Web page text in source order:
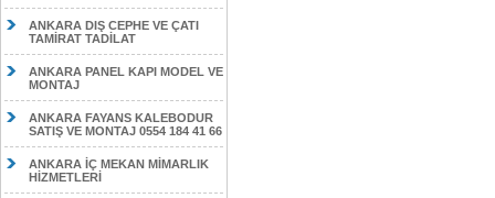
ANKARA DIŞ CEPHE VE ÇATI
TAMİRAT TADİLAT
ANKARA PANEL KAPI MODEL VE
MONTAJ
ANKARA FAYANS KALEBODUR
SATIŞ VE MONTAJ 0554 184 41 66
ANKARA İÇ MEKAN MİMARLIK
HİZMETLERİ